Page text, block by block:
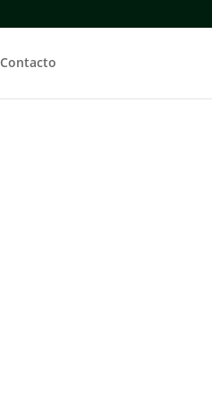
Contacto